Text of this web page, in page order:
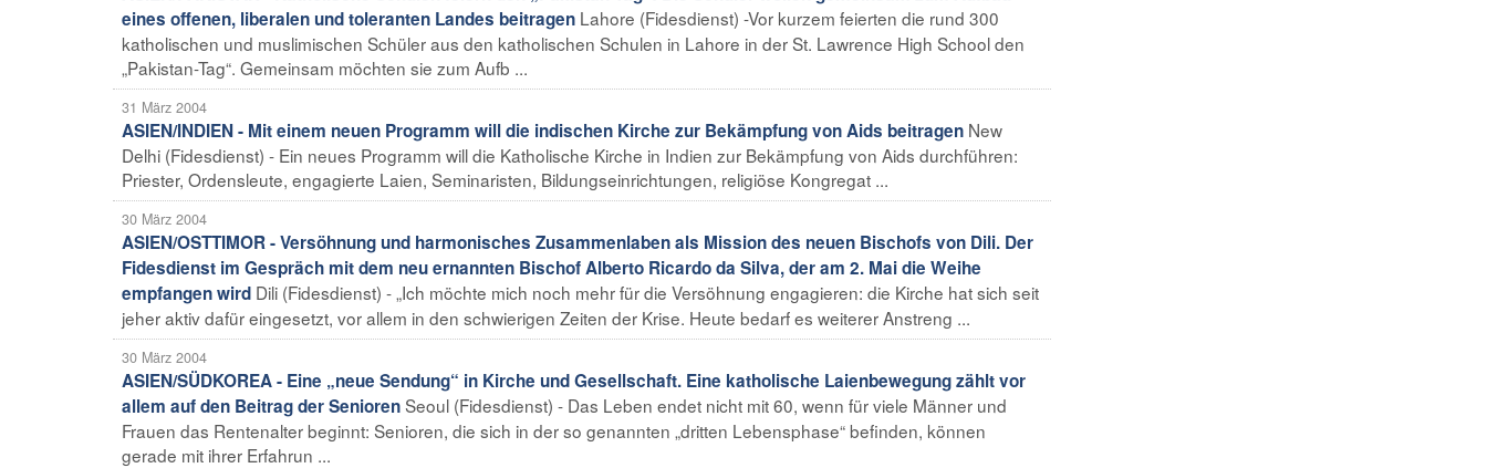
eines offenen, liberalen und toleranten Landes beitragen Lahore (Fidesdienst) -Vor kurzem feierten die rund 300
katholischen und muslimischen Schüler aus den katholischen Schulen in Lahore in der St. Lawrence High School den
„Pakistan-Tag“. Gemeinsam möchten sie zum Aufb ...
31 März 2004
ASIEN/INDIEN - Mit einem neuen Programm will die indischen Kirche zur Bekämpfung von Aids beitragen New
Delhi (Fidesdienst) - Ein neues Programm will die Katholische Kirche in Indien zur Bekämpfung von Aids durchführen:
Priester, Ordensleute, engagierte Laien, Seminaristen, Bildungseinrichtungen, religiöse Kongregat ...
30 März 2004
ASIEN/OSTTIMOR - Versöhnung und harmonisches Zusammenlaben als Mission des neuen Bischofs von Dili. Der
Fidesdienst im Gespräch mit dem neu ernannten Bischof Alberto Ricardo da Silva, der am 2. Mai die Weihe
empfangen wird Dili (Fidesdienst) - „Ich möchte mich noch mehr für die Versöhnung engagieren: die Kirche hat sich seit
jeher aktiv dafür eingesetzt, vor allem in den schwierigen Zeiten der Krise. Heute bedarf es weiterer Anstreng ...
30 März 2004
ASIEN/SÜDKOREA - Eine „neue Sendung“ in Kirche und Gesellschaft. Eine katholische Laienbewegung zählt vor
allem auf den Beitrag der SeniorenSeoul (Fidesdienst) - Das Leben endet nicht mit 60, wenn für viele Männer und
Frauen das Rentenalter beginnt: Senioren, die sich in der so genannten „dritten Lebensphase“ befinden, können
gerade mit ihrer Erfahrun ...